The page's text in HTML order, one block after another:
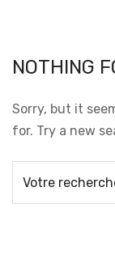
NOTHING
Sorry, but it
for. Try a new